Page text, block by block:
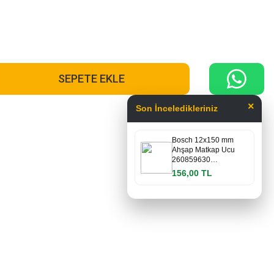
SEPETE EKLE
Son İnceledikleriniz ×
Bosch 12x150 mm
Ahşap Matkap Ucu
260859630…
156,00 TL